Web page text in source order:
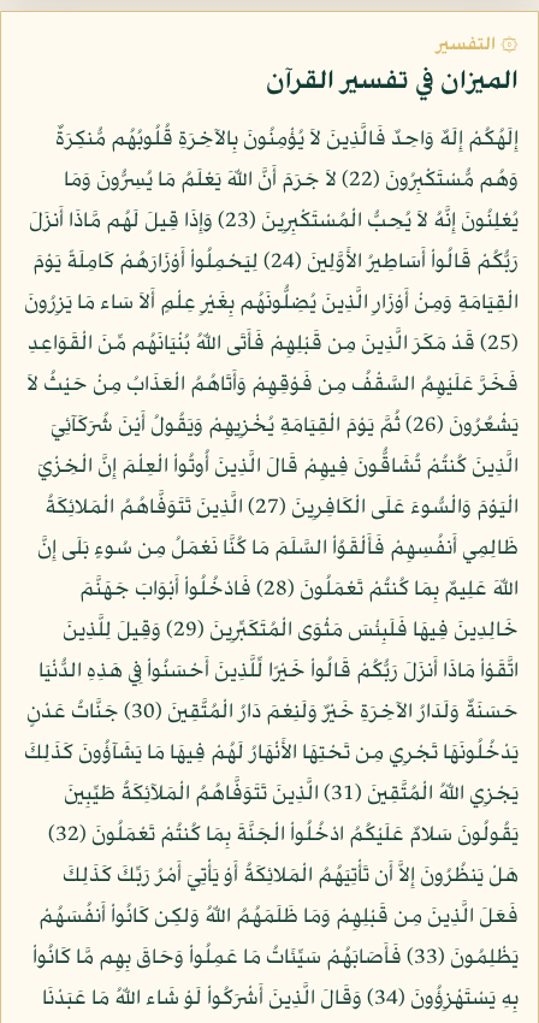
۞ التفسير
الميزان في تفسير القرآن
إِلَهُكُمْ إِلَهٌ وَاحِدٌ فَالَّذِينَ لاَ يُؤْمِنُونَ بِالآخِرَةِ قُلُوبُهُم مُّنكِرَةٌ
وَهُم مُّسْتَكْبِرُونَ (22) لاَ جَرَمَ أَنَّ اللّهَ يَعْلَمُ مَا يُسِرُّونَ وَمَا
يُعْلِنُونَ إِنَّهُ لاَ يُحِبُّ الْمُسْتَكْبِرِينَ (23) وَإِذَا قِيلَ لَهُم مَّاذَا أَنزَلَ
رَبُّكُمْ قَالُواْ أَسَاطِيرُ الأَوَّلِينَ (24) لِيَحْمِلُواْ أَوْزَارَهُمْ كَامِلَةً يَوْمَ
الْقِيَامَةِ وَمِنْ أَوْزَارِ الَّذِينَ يُضِلُّونَهُم بِغَيْرِ عِلْمٍ أَلاَ سَاء مَا يَزِرُونَ
(25) قَدْ مَكَرَ الَّذِينَ مِن قَبْلِهِمْ فَأَتَى اللّهُ بُنْيَانَهُم مِّنَ الْقَوَاعِدِ
فَخَرَّ عَلَيْهِمُ السَّقْفُ مِن فَوْقِهِمْ وَأَتَاهُمُ الْعَذَابُ مِنْ حَيْثُ لاَ
يَشْعُرُونَ (26) ثُمَّ يَوْمَ الْقِيَامَةِ يُخْزِيهِمْ وَيَقُولُ أَيْنَ شُرَكَآئِيَ
الَّذِينَ كُنتُمْ تُشَاقُّونَ فِيهِمْ قَالَ الَّذِينَ أُوتُواْ الْعِلْمَ إِنَّ الْخِزْيَ
الْيَوْمَ وَالْسُّوءَ عَلَى الْكَافِرِينَ (27) الَّذِينَ تَتَوَفَّاهُمُ الْمَلائِكَةُ
ظَالِمِي أَنفُسِهِمْ فَأَلْقَوُاْ السَّلَمَ مَا كُنَّا نَعْمَلُ مِن سُوءٍ بَلَى إِنَّ
اللّهَ عَلِيمٌ بِمَا كُنتُمْ تَعْمَلُونَ (28) فَادْخُلُواْ أَبْوَابَ جَهَنَّمَ
خَالِدِينَ فِيهَا فَلَبِئْسَ مَثْوَى الْمُتَكَبِّرِينَ (29) وَقِيلَ لِلَّذِينَ
اتَّقَوْاْ مَاذَا أَنزَلَ رَبُّكُمْ قَالُواْ خَيْرًا لِّلَّذِينَ أَحْسَنُواْ فِي هَذِهِ الدُّنْيَا
حَسَنَةٌ وَلَدَارُ الآخِرَةِ خَيْرٌ وَلَنِعْمَ دَارُ الْمُتَّقِينَ (30) جَنَّاتُ عَدْنٍ
يَدْخُلُونَهَا تَجْرِي مِن تَحْتِهَا الأَنْهَارُ لَهُمْ فِيهَا مَا يَشَآؤُونَ كَذَلِكَ
يَجْزِي اللّهُ الْمُتَّقِينَ (31) الَّذِينَ تَتَوَفَّاهُمُ الْمَلآئِكَةُ طَيِّبِينَ
يَقُولُونَ سَلامٌ عَلَيْكُمُ ادْخُلُواْ الْجَنَّةَ بِمَا كُنتُمْ تَعْمَلُونَ (32)
هَلْ يَنظُرُونَ إِلاَّ أَن تَأْتِيَهُمُ الْمَلائِكَةُ أَوْ يَأْتِيَ أَمْرُ رَبِّكَ كَذَلِكَ
فَعَلَ الَّذِينَ مِن قَبْلِهِمْ وَمَا ظَلَمَهُمُ اللّهُ وَلكِن كَانُواْ أَنفُسَهُمْ
يَظْلِمُونَ (33) فَأَصَابَهُمْ سَيِّئَاتُ مَا عَمِلُواْ وَحَاقَ بِهِم مَّا كَانُواْ
بِهِ يَسْتَهْزِؤُونَ (34) وَقَالَ الَّذِينَ أَشْرَكُواْ لَوْ شَاء اللّهُ مَا عَبَدْنَا